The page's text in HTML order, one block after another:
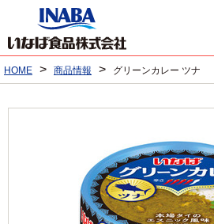
HOME > 商品情報 > グリーンカレー ツナ